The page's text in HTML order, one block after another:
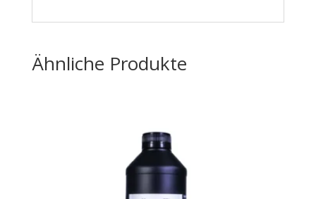
Ähnliche Produkte